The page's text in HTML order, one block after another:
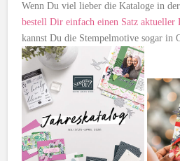
Wenn Du viel lieber die Kataloge in
bestell Dir einfach einen Satz aktueller
kannst Du die Stempelmotive sogar in